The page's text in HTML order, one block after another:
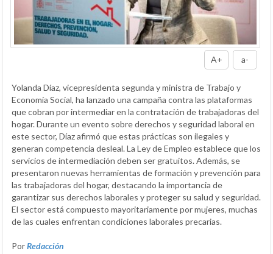
A+ a-
Yolanda Díaz, vicepresidenta segunda y ministra de Trabajo y
Economía Social, ha lanzado una campaña contra las plataformas
que cobran por intermediar en la contratación de trabajadoras del
hogar. Durante un evento sobre derechos y seguridad laboral en
este sector, Díaz afirmó que estas prácticas son ilegales y
generan competencia desleal. La Ley de Empleo establece que los
servicios de intermediación deben ser gratuitos. Además, se
presentaron nuevas herramientas de formación y prevención para
las trabajadoras del hogar, destacando la importancia de
garantizar sus derechos laborales y proteger su salud y seguridad.
El sector está compuesto mayoritariamente por mujeres, muchas
de las cuales enfrentan condiciones laborales precarias.
PorRedacción